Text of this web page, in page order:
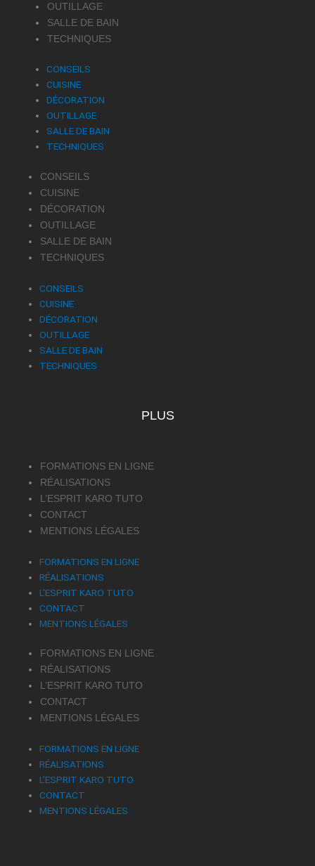
OUTILLAGE
SALLE DE BAIN
TECHNIQUES
CONSEILS
CUISINE
DÉCORATION
OUTILLAGE
SALLE DE BAIN
TECHNIQUES
CONSEILS
CUISINE
DÉCORATION
OUTILLAGE
SALLE DE BAIN
TECHNIQUES
CONSEILS
CUISINE
DÉCORATION
OUTILLAGE
SALLE DE BAIN
TECHNIQUES
PLUS
FORMATIONS EN LIGNE
RÉALISATIONS
L’ESPRIT KARO TUTO
CONTACT
MENTIONS LÉGALES
FORMATIONS EN LIGNE
RÉALISATIONS
L’ESPRIT KARO TUTO
CONTACT
MENTIONS LÉGALES
FORMATIONS EN LIGNE
RÉALISATIONS
L’ESPRIT KARO TUTO
CONTACT
MENTIONS LÉGALES
FORMATIONS EN LIGNE
RÉALISATIONS
L’ESPRIT KARO TUTO
CONTACT
MENTIONS LÉGALES